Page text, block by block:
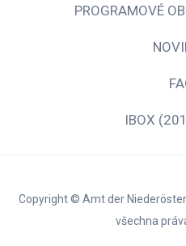
PROGRAMOVÉ
IBOX
Copyright © Amt der
všechna